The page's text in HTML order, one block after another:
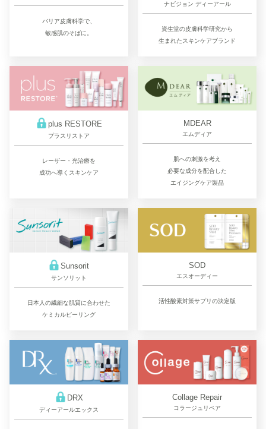
バリア皮膚科学で、
敏感肌のそばに。
ナビジョン ディーアール
資生堂の皮膚科学研究から
生まれたスキンケアブランド
plus RESTORE
プラスリストア
レーザー・光治療を
成功へ導くスキンケア
MDEAR
エムディア
肌への刺激を考え
必要な成分を配合した
エイジングケア製品
Sunsorit
サンソリット
日本人の繊細な肌質に合わせた
ケミカルピーリング
SOD
エスオーディー
活性酸素対策サプリの決定版
DRX
ディーアールエックス
Collage Repair
コラージュリペア